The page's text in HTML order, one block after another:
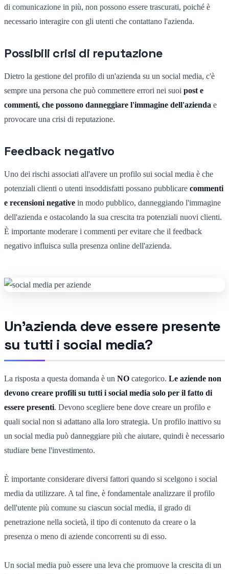
di comunicazione in più, non possono essere trascurati, poiché è
necessario interagire con gli utenti che contattano l'azienda.
Possibili crisi di reputazione
Dietro la gestione del profilo di un'azienda su un social media, c'è
sempre una persona che può commettere errori nei suoi post e
commenti, che possono danneggiare l'immagine dell'azienda e
provocare una crisi di reputazione.
Feedback negativo
Uno dei rischi associati all'avere un profilo sui social media è che
potenziali clienti o utenti insoddisfatti possano pubblicare commenti
e recensioni negative in modo pubblico, danneggiando l'immagine
dell'azienda e ostacolando la sua crescita tra potenziali nuovi clienti.
È importante moderare i commenti per evitare che il feedback
negativo influisca sulla presenza online dell'azienda.
Un'azienda deve essere presente
su tutti i social media?
La risposta a questa domanda è un NO categorico. Le aziende non
devono creare profili su tutti i social media solo per il fatto di
essere presenti. Devono scegliere bene dove creare un profilo e
quali social non si adattano alla loro strategia. Un profilo inattivo su
un social media può danneggiare più che aiutare, quindi è necessario
studiare bene l'investimento.
È importante considerare diversi fattori quando si scelgono i social
media da utilizzare. A tal fine, è fondamentale analizzare il profilo
dell'utente più comune su ciascun social media, il grado di
penetrazione nella società, il tipo di contenuto da creare o la
presenza o meno di aziende concorrenti su di esso.
Un social media può essere una leva che promuove la crescita di un